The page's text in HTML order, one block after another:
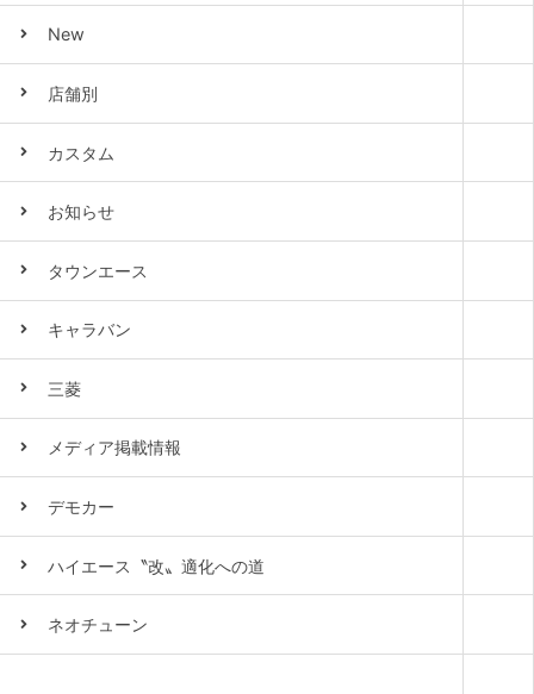
New
店舗別
カスタム
お知らせ
タウンエース
キャラバン
三菱
メディア掲載情報
デモカー
ハイエース〝改〟適化への道
ネオチューン